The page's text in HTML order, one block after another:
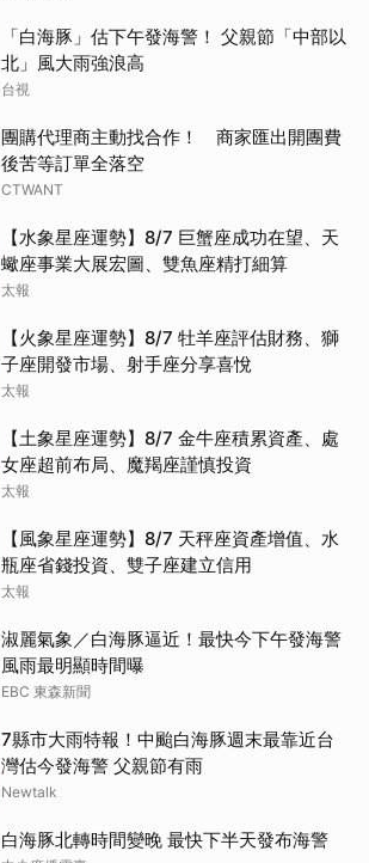
「白海豚」估下午發海警！ 父親節「中部以
北」風大雨強浪高
台視
團購代理商主動找合作！ 商家匯出開團費
後苦等訂單全落空
CTWANT
【水象星座運勢】8/7 巨蟹座成功在望、天
蠍座事業大展宏圖、雙魚座精打細算
太報
【火象星座運勢】8/7 牡羊座評估財務、獅
子座開發市場、射手座分享喜悅
太報
【土象星座運勢】8/7 金牛座積累資產、處
女座超前布局、魔羯座謹慎投資
太報
【風象星座運勢】8/7 天秤座資產增值、水
瓶座省錢投資、雙子座建立信用
太報
淑麗氣象／白海豚逼近！最快今下午發海警
風雨最明顯時間曝
EBC 東森新聞
7縣市大雨特報！中颱白海豚週末最靠近台
灣估今發海警 父親節有雨
Newtalk
白海豚北轉時間變晚 最快下半天發布海警